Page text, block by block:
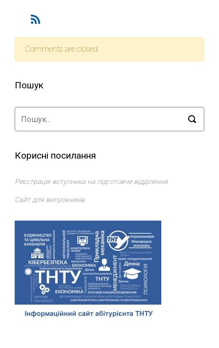
Comments are closed
Пошук
Корисні посилання
Реєстрація вступника на підготовче відділення
Сайт для випускників